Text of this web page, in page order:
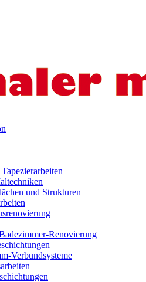
und Strukturen
Renovierung
Verbundsysteme